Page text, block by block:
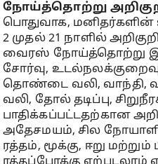
நோய்த்தொற்று
பொதுவாக,
2 முதல் 21 நாளில்
வைரஸ் நோய்த்தொற்று
சோர்வு,
தொண்டை வலி, வாந்தி,
வலி, தோல் தடிப்பு,
பாதிக்கப்பட்டதற்கான
அதேசமயம், சில
ரத்தம், மூக்கு, ஈறு மற்றும்